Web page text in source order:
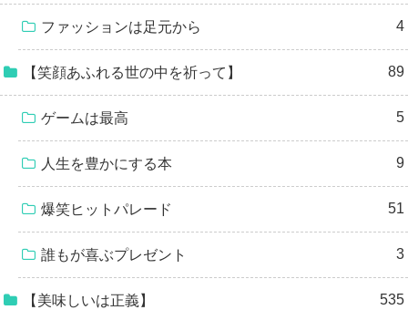
ファッションは足元から 4
【笑顔あふれる世の中を祈って】 89
ゲームは最高 5
人生を豊かにする本 9
爆笑ヒットパレード 51
誰もが喜ぶプレゼント 3
【美味しいは正義】 535